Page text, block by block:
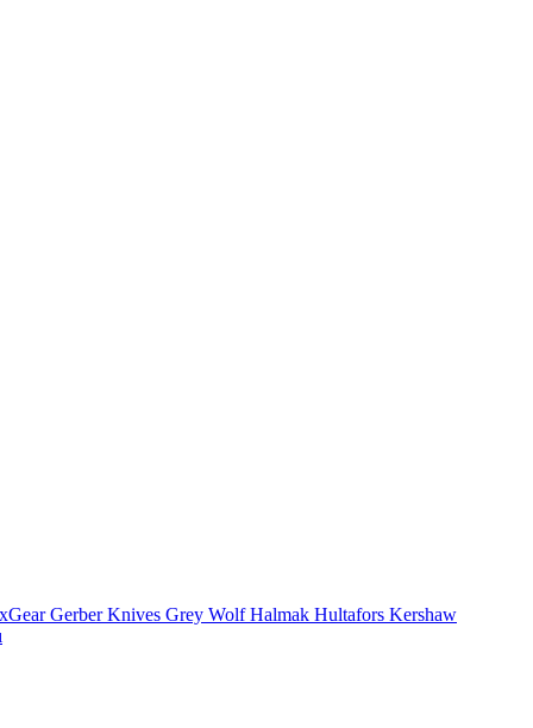
Gerber Knives Grey WolfHalmak Hultafors Kershaw